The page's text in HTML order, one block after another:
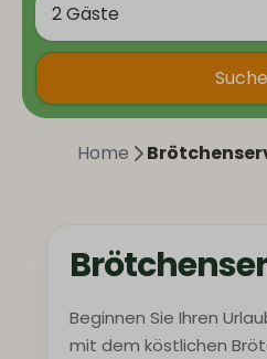
2 Gäste
Home
Beginnen Sie Ihren
mit dem köstlichen